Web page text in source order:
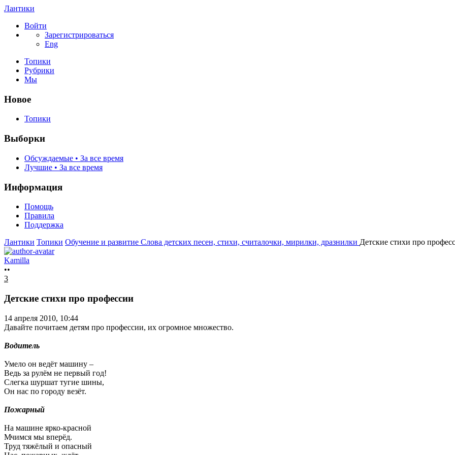
Лантики
Войти
Зарегистрироваться
Eng
Топики
Рубрики
Мы
Новое
Топики
Выборки
Обсуждаемые • За все время
Лучшие • За все время
Информация
Помощь
Правила
Поддержка
Лантики Топики Обучение и развитие Слова детских песен, стихи, считалочки, мирилки, дразнилки Детские стихи про
Kamilla
••
3
Детские стихи про профессии
14 апреля 2010, 10:44
Давайте почитаем детям про профессии, их огромное множество.
Водитель
Умело он ведёт машину –
Ведь за рулём не первый год!
Слегка шуршат тугие шины,
Он нас по городу везёт.
Пожарный
На машине ярко-красной
Мчимся мы вперёд.
Труд тяжёлый и опасный